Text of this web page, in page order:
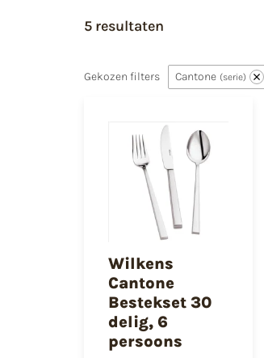
5 resultaten
Gekozen filters Cantone serie
Wilkens
Cantone
Bestekset 30
delig, 6
persoons